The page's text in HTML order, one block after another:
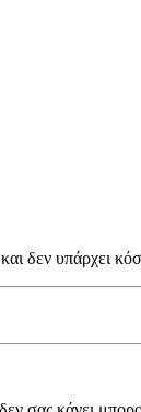
και δεν υπάρχει